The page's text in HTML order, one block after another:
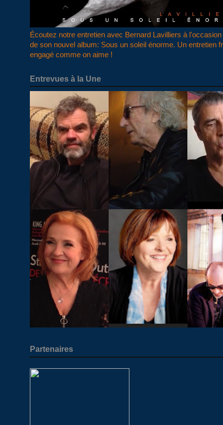
Écoutez notre entretien avec Bernard Lavilliers à
de son nouvel album: Sous un soleil énorme. Un entretien
engagé comme on aime !
Entrevues à la Une
Partenaires